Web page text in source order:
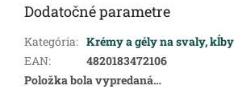
Dodatočné parametre
Kategória: Krémy a gély na svaly,
EAN:
4820183472106
Položka bola vypredaná…